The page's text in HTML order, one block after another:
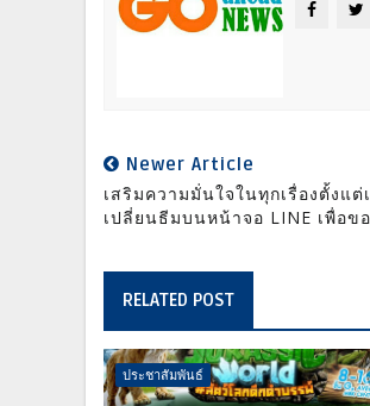
Newer Article
เสริมความมั่นใจในทุกเรื่องตั้งแ
เปลี่ยนธีมบนหน้าจอ LINE เพื่อข
RELATED POST
ประชาสัมพันธ์